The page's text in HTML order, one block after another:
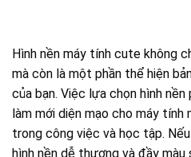
Hình nền máy tính cute không
mà còn là một phần thể hiện
của bạn. Việc lựa chọn hình
làm mới diện mạo cho máy
trong công việc và học tập.
hình nền dễ thương và đầy màu